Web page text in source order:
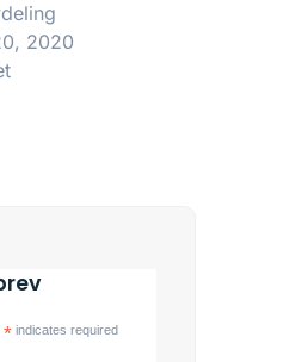
2020
* indicates required